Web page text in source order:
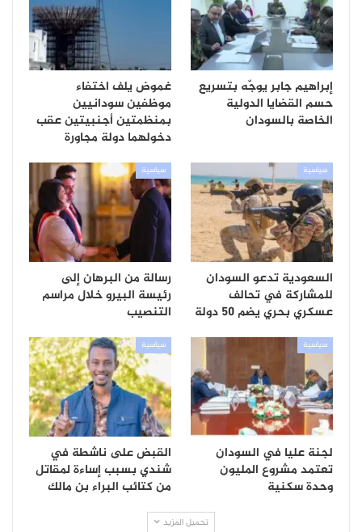
إبراهيم جابر يوجّه بتسريع
حسم القضايا الدولية
الخاصة بالسودان
غموض يلف اختفاء
موظفين سودانيين
بمنظمتين أجنبيتين عقب
دخولهما دولة مجاورة
سياسية
السعودية تدعو السودان
للمشاركة في تحالف
عسكري بحري يضم 50 دولة
سياسية
رسالة من البرهان إلى
رئيسة البيرو خلال مراسم
التنصيب
سياسية
لجنة عليا في السودان
تعتمد مشروع المليون
وحدة سكنية
سياسية
القبض على ناشطة في
شندي بسبب إساءة لمقاتل
من كتائب البراء بن مالك
تحميل المزيد